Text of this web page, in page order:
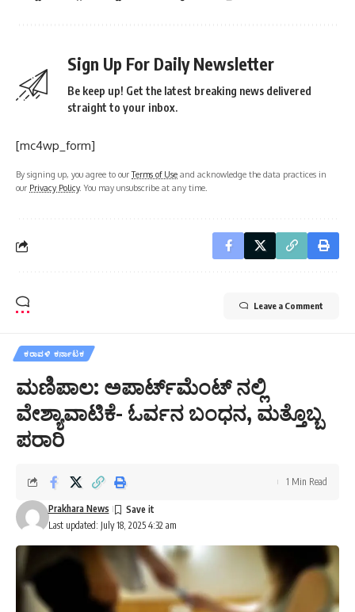
Sign Up For Daily Newsletter
Be keep up! Get the latest breaking news delivered
straight to your inbox.
[mc4wp_form]
By signing up, you agree to ourTerms of Use and acknowledge the data practices in
our Privacy Policy. You may unsubscribe at any time.
Leave a Comment
ಕರಾವಳಿ ಕರ್ನಾಟಕ
ಮಣಿಪಾಲ: ಅಪಾರ್ಟ್‌ಮೆಂಟ್ ನಲ್ಲಿ
ವೇಶ್ಯಾವಾಟಿಕೆ- ಓರ್ವನ ಬಂಧನ, ಮತ್ತೊಬ್ಬ
ಪರಾರಿ
Last updated: July 18, 2025 4:32 am
Prakhara News
1 Min Read